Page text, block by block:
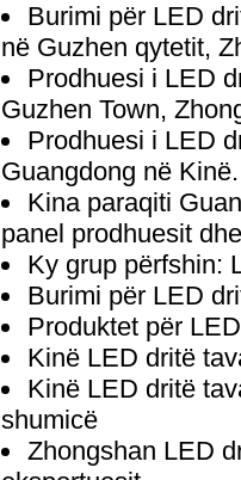
Burimi për LED
në Guzhen qytetit,
Prodhuesi i LED
Guzhen Town,
Prodhuesi i LED
Guangdong në Kinë.
Kina paraqiti
panel prodhuesit
Ky grup përfshin:
Burimi për LED
Produktet për
Kinë LED dritë
Kinë LED dritë
shumicë
Zhongshan LED